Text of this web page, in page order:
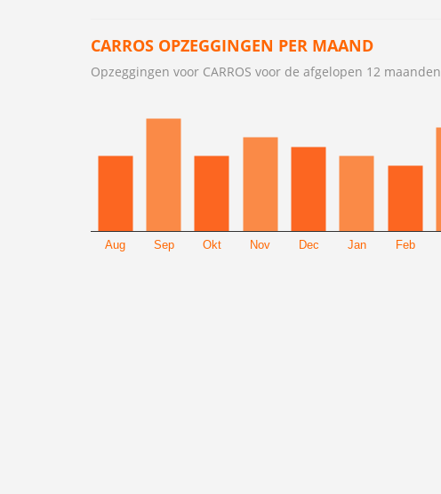
CARROS OPZEGGINGEN PER MAAND
Opzeggingen voor CARROS voor de afgelopen 12 maanden
Aug Sep Okt Nov Dec Jan Feb